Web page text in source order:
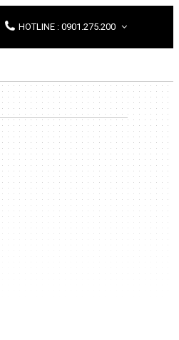
HOTLINE : 0901.275.200